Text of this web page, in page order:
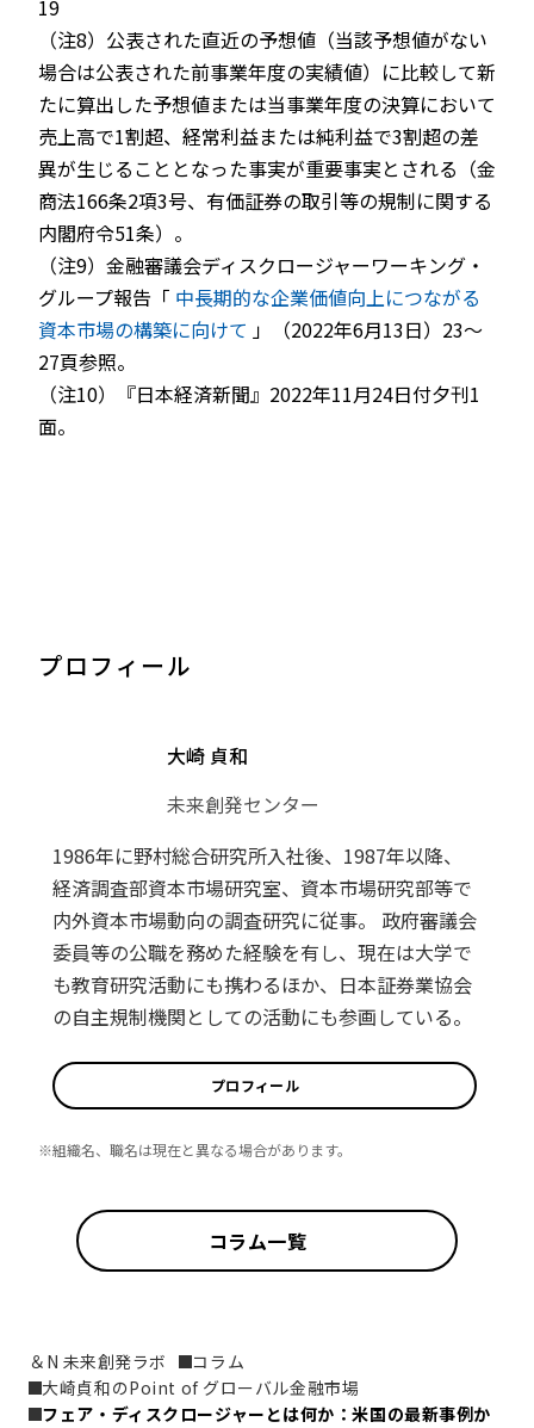
19
（注8）公表された直近の予想値（当該予想値がない
場合は公表された前事業年度の実績値）に比較して新
たに算出した予想値または当事業年度の決算において
売上高で1割超、経常利益または純利益で3割超の差
異が生じることとなった事実が重要事実とされる（金
商法166条2項3号、有価証券の取引等の規制に関する
内閣府令51条）。
（注9）金融審議会ディスクロージャーワーキング・
グループ報告「 中長期的な企業価値向上につながる
資本市場の構築に向けて 」（2022年6月13日）23～
27頁参照。
（注10）『日本経済新聞』2022年11月24日付夕刊1
面。
プロフィール
大崎 貞和
未来創発センター
1986年に野村総合研究所入社後、1987年以降、
経済調査部資本市場研究室、資本市場研究部等で
内外資本市場動向の調査研究に従事。 政府審議会
委員等の公職を務めた経験を有し、現在は大学で
も教育研究活動にも携わるほか、日本証券業協会
の自主規制機関としての活動にも参画している。
プロフィール
※組織名、職名は現在と異なる場合があります。
コラム一覧
＆N 未来創発ラボ
コラム
大崎貞和のPoint of グローバル金融市場
フェア・ディスクロージャーとは何か：米国の最新事例か